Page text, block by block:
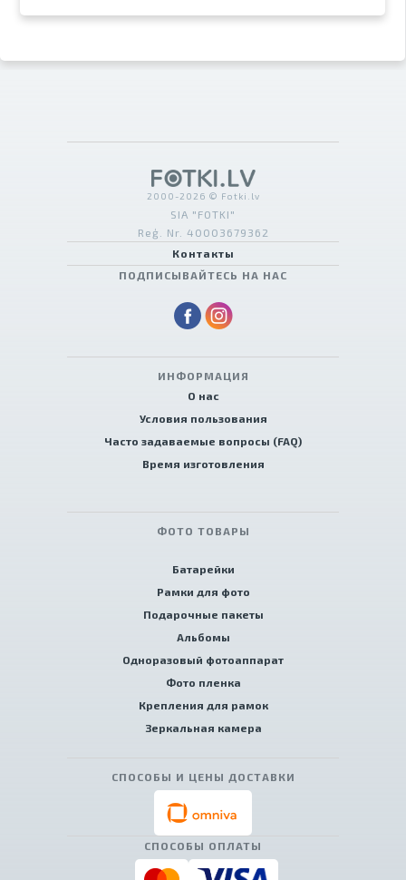
2000-2026 © Fotki.lv
SIA "FOTKI"
Reģ. Nr. 40003679362
Контакты
ПОДПИСЫВАЙТЕСЬ НА НАС
ИНФОРМАЦИЯ
О нас
Условия пользования
Часто задаваемые вопросы (FAQ)
Время изготовления
ФОТО ТОВАРЫ
Батарейки
Рамки для фото
Подарочные пакеты
Альбомы
Одноразовый фотоаппарат
Фото пленка
Крепления для рамок
Зеркальная камера
СПОСОБЫ И ЦЕНЫ ДОСТАВКИ
СПОСОБЫ ОПЛАТЫ